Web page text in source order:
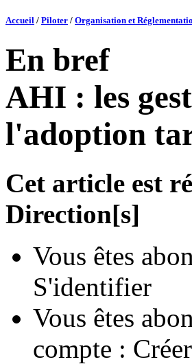
Accueil / Piloter / Organisation et
En bref
AHI : les
l'adoption
Cet article est
Direction[s]
Vous êtes
S'identifier
Vous êtes
compte :